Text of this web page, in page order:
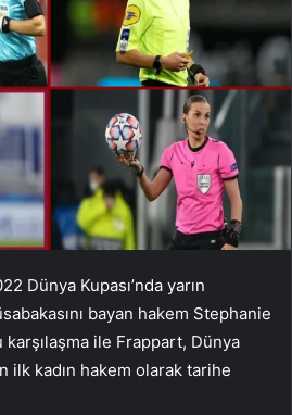
Dünya Kupası’nda yarın
bayan hakem Stephanie
ile Frappart, Dünya
ilk kadın hakem olarak tarihe